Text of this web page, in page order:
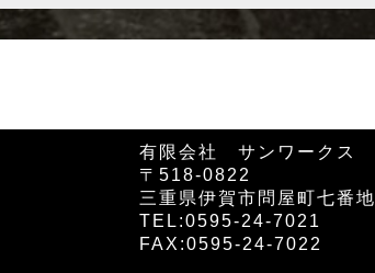
有限会社 サンワークス
〒518-0822
三重県伊賀市問屋町七番地
TEL:0595-24-7021
FAX:0595-24-7022